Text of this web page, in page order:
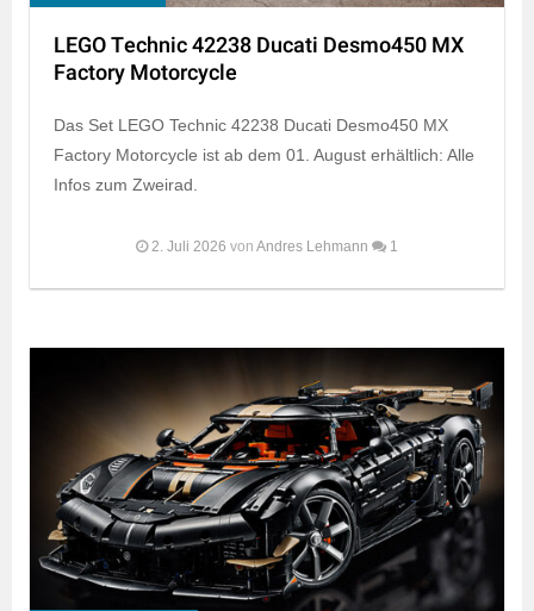
LEGO Technic 42238 Ducati Desmo450 MX
Factory Motorcycle
Das Set LEGO Technic 42238 Ducati Desmo450 MX
Factory Motorcycle ist ab dem 01. August erhältlich: Alle
Infos zum Zweirad.
2. Juli 2026 von Andres Lehmann 1